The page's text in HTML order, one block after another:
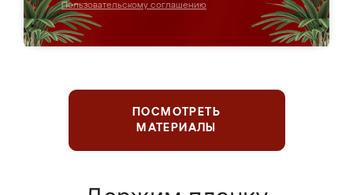
Пользовательскому соглашению
ПОСМОТРЕТЬ
МАТЕРИАЛЫ